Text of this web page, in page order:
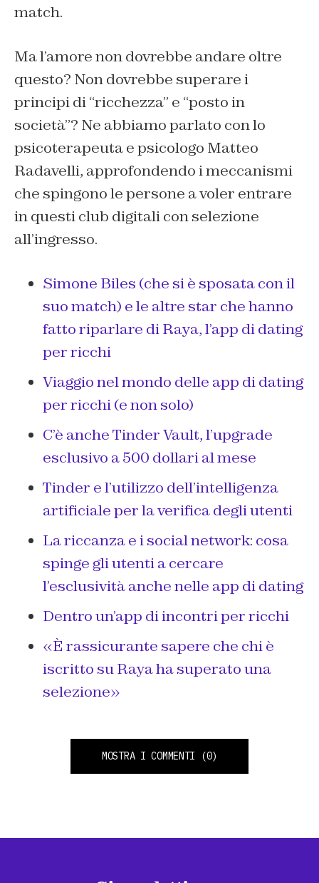
match.
Ma l’amore non dovrebbe andare oltre
questo? Non dovrebbe superare i
principi di “ricchezza” e “posto in
società”? Ne abbiamo parlato con lo
psicoterapeuta e psicologo Matteo
Radavelli, approfondendo i meccanismi
che spingono le persone a voler entrare
in questi club digitali con selezione
all’ingresso.
Simone Biles (che si è sposata con il
suo match) e le altre star che hanno
fatto riparlare di Raya, l’app di dating
per ricchi
Viaggio nel mondo delle app di dating
per ricchi (e non solo)
C’è anche Tinder Vault, l’upgrade
esclusivo a 500 dollari al mese
Tinder e l’utilizzo dell’intelligenza
artificiale per la verifica degli utenti
La riccanza e i social network: cosa
spinge gli utenti a cercare
l’esclusività anche nelle app di dating
Dentro un’app di incontri per ricchi
«È rassicurante sapere che chi è
iscritto su Raya ha superato una
selezione»
MOSTRA I COMMENTI (0)